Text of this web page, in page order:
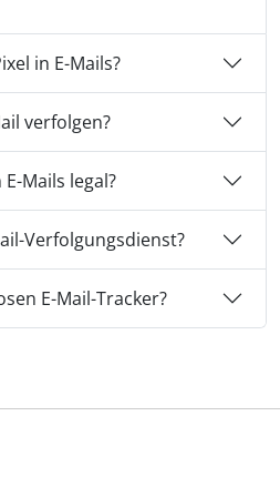
in E-Mails?
verfolgen?
Mails legal?
Verfolgungsdienst?
E-Mail-Tracker?